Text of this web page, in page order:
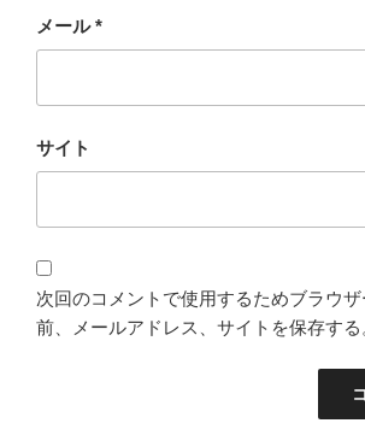
メール*
サイト
次回のコメントで使用するためブラウ
前、メールアドレス、サイトを保存する